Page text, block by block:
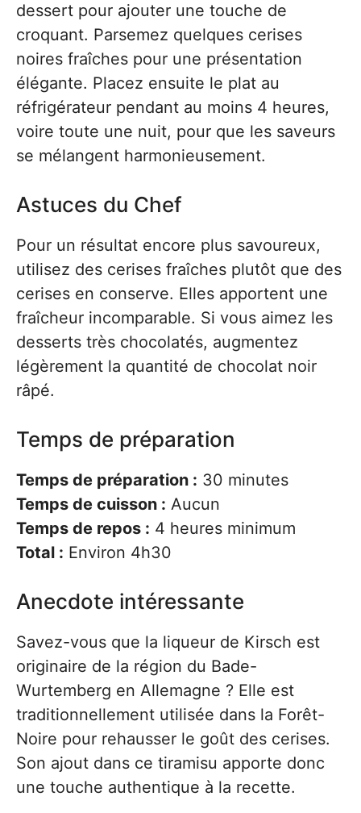
dessert pour ajouter une touche de
croquant. Parsemez quelques cerises
noires fraîches pour une présentation
élégante. Placez ensuite le plat au
réfrigérateur pendant au moins 4 heures,
voire toute une nuit, pour que les saveurs
se mélangent harmonieusement.
Astuces du Chef
Pour un résultat encore plus savoureux,
utilisez des cerises fraîches plutôt que des
cerises en conserve. Elles apportent une
fraîcheur incomparable. Si vous aimez les
desserts très chocolatés, augmentez
légèrement la quantité de chocolat noir
râpé.
Temps de préparation
Temps de préparation : 30 minutes
Temps de cuisson : Aucun
Temps de repos : 4 heures minimum
Total : Environ 4h30
Anecdote intéressante
Savez-vous que la liqueur de Kirsch est
originaire de la région du Bade-
Wurtemberg en Allemagne ? Elle est
traditionnellement utilisée dans la Forêt-
Noire pour rehausser le goût des cerises.
Son ajout dans ce tiramisu apporte donc
une touche authentique à la recette.